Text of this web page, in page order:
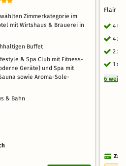
Zimmerkategorie im
mit Wirtshaus & Brauerei in
Buffet
& Spa Club mit Fitness-
Geräte) und Spa mit
sowie Aroma-Sole-
& Bahn
Flair
4
4 x
2 x
1 x
6